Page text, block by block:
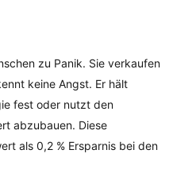
zu Panik. Sie verkaufen
keine Angst. Er hält
fest oder nutzt den
abzubauen. Diese
als 0,2 % Ersparnis bei den